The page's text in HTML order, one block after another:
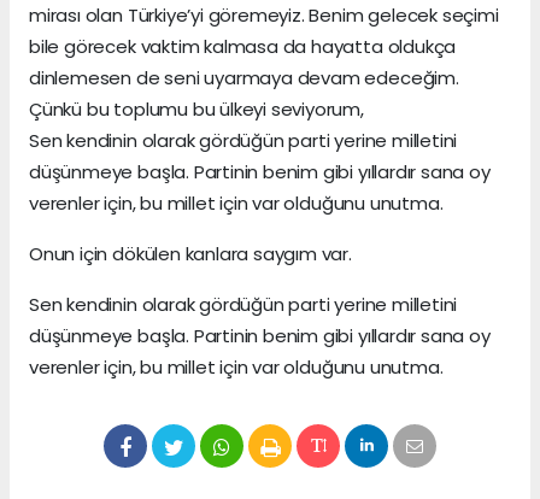
mirası olan Türkiye’yi göremeyiz. Benim gelecek seçimi
bile görecek vaktim kalmasa da hayatta oldukça
dinlemesen de seni uyarmaya devam edeceğim.
Çünkü bu toplumu bu ülkeyi seviyorum,
Sen kendinin olarak gördüğün parti yerine milletini
düşünmeye başla. Partinin benim gibi yıllardır sana oy
verenler için, bu millet için var olduğunu unutma.
Onun için dökülen kanlara saygım var.
Sen kendinin olarak gördüğün parti yerine milletini
düşünmeye başla. Partinin benim gibi yıllardır sana oy
verenler için, bu millet için var olduğunu unutma.